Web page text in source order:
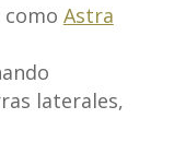
Astra
laterales,